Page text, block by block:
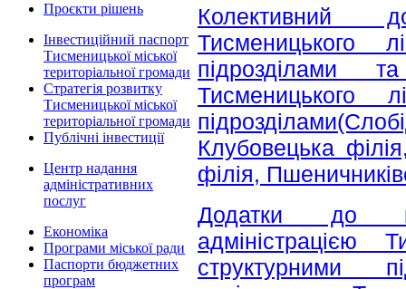
Проєкти рішень
Інвестиційний паспорт
Тисменицької міської
територіальної громади
Стратегія розвитку
Тисменицької міської
територіальної громади
Публічні інвестиції
Центр надання
адміністративних
послуг
Економіка
Програми міської ради
Паспорти бюджетних
програм
Колективний
Тисменицького
підрозділами
Тисменицького
Клубовецька
філія,
Додатки до
адміністрацією
структурними